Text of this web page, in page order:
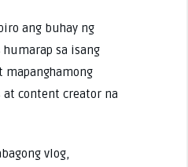
ang buhay ng
sa isang
at content creator na
vlog,